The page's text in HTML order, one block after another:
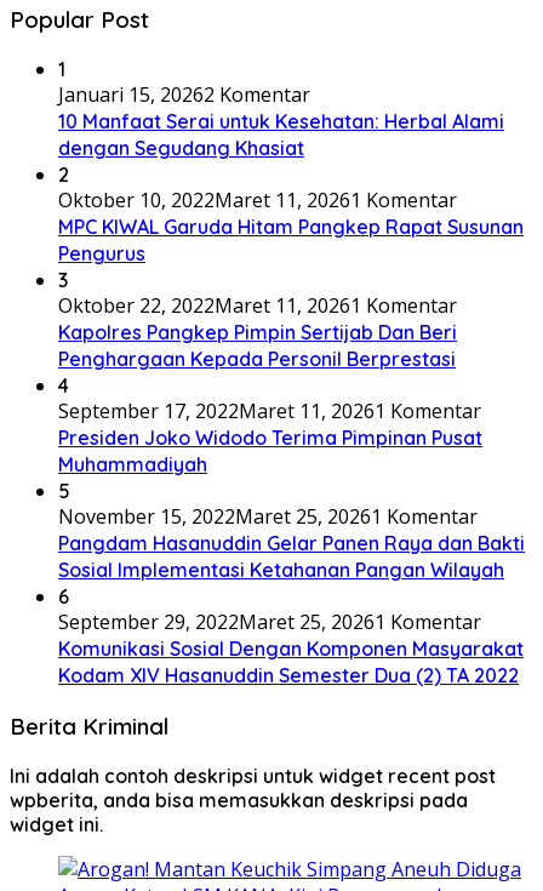
Popular Post
1
Januari 15, 20262 Komentar
10 Manfaat Serai untuk Kesehatan: Herbal Alami
dengan Segudang Khasiat
2
Oktober 10, 2022Maret 11, 20261 Komentar
MPC KIWAL Garuda Hitam Pangkep Rapat Susunan
Pengurus
3
Oktober 22, 2022Maret 11, 20261 Komentar
Kapolres Pangkep Pimpin Sertijab Dan Beri
Penghargaan Kepada Personil Berprestasi
4
September 17, 2022Maret 11, 20261 Komentar
Presiden Joko Widodo Terima Pimpinan Pusat
Muhammadiyah
5
November 15, 2022Maret 25, 20261 Komentar
Pangdam Hasanuddin Gelar Panen Raya dan Bakti
Sosial Implementasi Ketahanan Pangan Wilayah
6
September 29, 2022Maret 25, 20261 Komentar
Komunikasi Sosial Dengan Komponen Masyarakat
Kodam XIV Hasanuddin Semester Dua (2) TA 2022
Berita Kriminal
Ini adalah contoh deskripsi untuk widget recent post
wpberita, anda bisa memasukkan deskripsi pada
widget ini.